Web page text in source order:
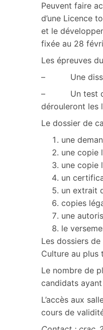
Peuvent faire
d’une Licence
et le
fixée au 28
Les épreuves
– Une
– Un test de
dérouleront les
Le dossier de
une
une copie
une copie
un
un extrait
copies
une
le
Les dossiers
Culture au plus
Le nombre de
candidats
L’accès aux
cours de